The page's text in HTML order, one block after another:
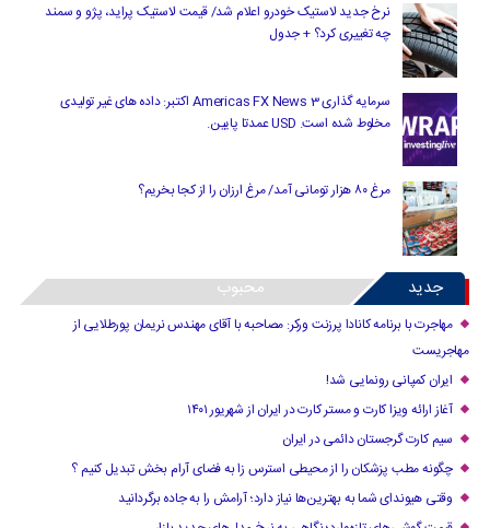
نرخ جدید لاستیک خودرو اعلام شد/ قیمت لاستیک پراید، پژو و سمند
چه تغییری کرد؟ + جدول
سرمایه گذاری Americas FX News 3 اکتبر: داده های غیر تولیدی
مخلوط شده است. USD عمدتا پایین.
مرغ ۸۰ هزار تومانی آمد/ مرغ ارزان را از کجا بخریم؟
جدید محبوب
مهاجرت با برنامه کانادا پرزنت ورکر: مصاحبه با آقای مهندس نریمان پورطلایی از
مهاجریست
ایران کمپانی رونمایی شد!
آغاز ارائه ویزا کارت و مستر کارت در ایران از شهریور ۱۴۰۱
سیم کارت گرجستان دائمی در ایران
چگونه مطب پزشکان را از محیطی استرس زا به فضای آرام بخش تبدیل کنیم ؟
وقتی هیوندای شما به بهترین‌ها نیاز دارد؛ آرامش را به جاده برگردانید